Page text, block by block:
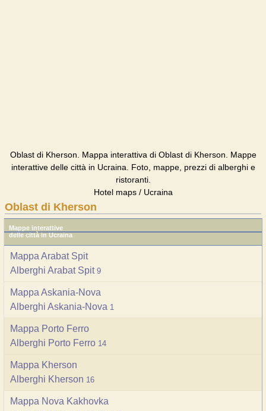
Oblast di Kherson. Mappa interattiva di Oblast di Kherson. Mappe
interattive delle città in Ucraina. Foto, mappe, prezzi di alberghi e
ristoranti.
Hotel maps / Ucraina
Oblast di Kherson
Mappe interattive
delle città in Ucraina
Mappa Arabat Spit
Alberghi Arabat Spit 9
Mappa Askania-Nova
Alberghi Askania-Nova 1
Mappa Porto Ferro
Alberghi Porto Ferro 14
Mappa Kherson
Alberghi Kherson 16
Mappa Nova Kakhovka